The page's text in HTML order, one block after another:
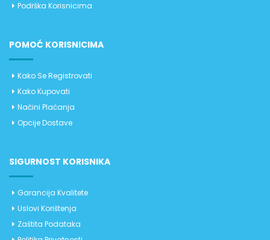
Podrška Korisnicima
POMOĆ KORISNICIMA
Kako Se Registrovati
Kako Kupovati
Načini Plaćanja
Opcije Dostave
SIGURNOST KORISNIKA
Garancija Kvalitete
Uslovi Korištenja
Zaštita Podataka